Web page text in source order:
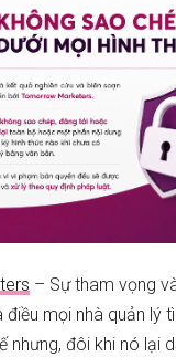
– Sự tham vọng
mọi nhà quản lý
nhưng, đôi khi nó lại